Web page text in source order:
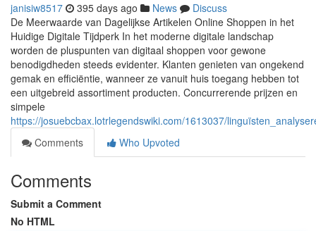
janisiw8517 395 days ago News
Discuss
De Meerwaarde van Dagelijkse Artikelen Online Shoppen in het
Huidige Digitale Tijdperk In het moderne digitale landschap
worden de pluspunten van digitaal shoppen voor gewone
benodigdheden steeds evidenter. Klanten genieten van ongekend
gemak en efficiëntie, wanneer ze vanuit huis toegang hebben tot
een uitgebreid assortiment producten. Concurrerende prijzen en
simpele
https://josuebcbax.lotrlegendswiki.com/1613037/
Comments
Who Upvoted
Comments
Submit a Comment
No HTML